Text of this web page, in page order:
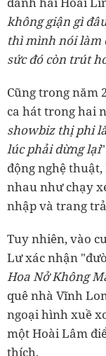
không giận gì
thì mình nói làm
sức đó còn trút
Cũng trong năm
ca hát trong hai
showbiz thị phi
lúc phải dừng lại
động nghệ
nhau như chạy
nhập và trang
Tuy nhiên, vào
Lư xác nhận
Hoa Nở Không
quê nhà Vĩnh
ngoại hình xuề
một Hoài Lâm
thích.